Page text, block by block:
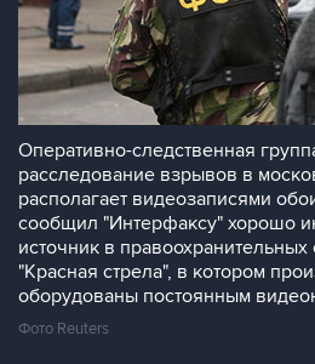
Оперативно-следственная
расследование взрывов в
располагает видеозаписями
сообщил "Интерфаксу" хорошо
источник в
"Красная стрела", в котором
оборудованы постоянным
Фото Reuters